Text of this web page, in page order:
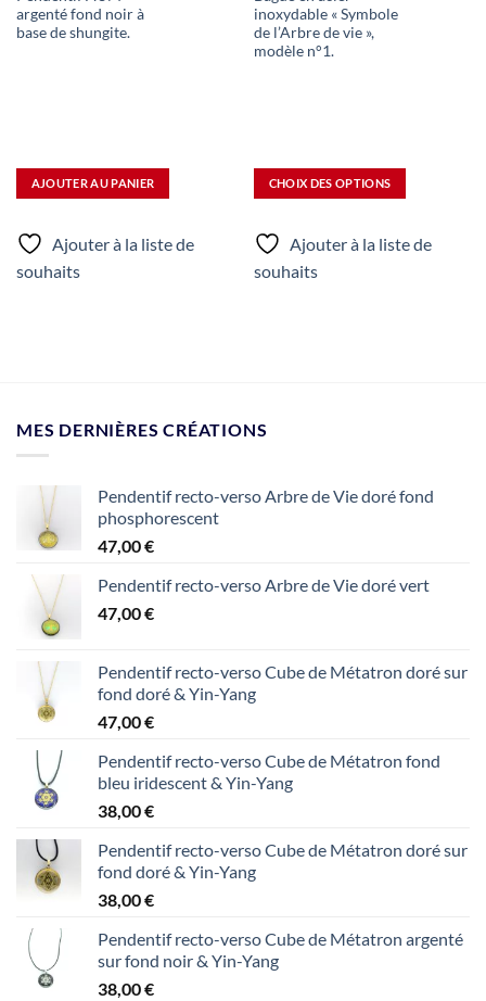
argenté fond noir à
base de shungite.
actuel
est :
25,00 €.
AJOUTER AU PANIER
Ajouter à la liste de
souhaits
inoxydable « Symbole
de l’Arbre de vie »,
modèle n°1.
CHOIX DES OPTIONS
plusieurs
variations.
Les
sur
du
produit
Ajouter à la liste de
souhaits
:
MES DERNIÈRES CRÉATIONS
Pendentif recto-verso Arbre de Vie doré fond
phosphorescent
47,00€
Pendentif recto-verso Arbre de Vie doré vert
47,00€
Pendentif recto-verso Cube de Métatron doré sur
fond doré & Yin-Yang
47,00€
Pendentif recto-verso Cube de Métatron fond
bleu iridescent & Yin-Yang
38,00€
Pendentif recto-verso Cube de Métatron doré sur
fond doré & Yin-Yang
38,00€
Pendentif recto-verso Cube de Métatron argenté
sur fond noir & Yin-Yang
38,00€